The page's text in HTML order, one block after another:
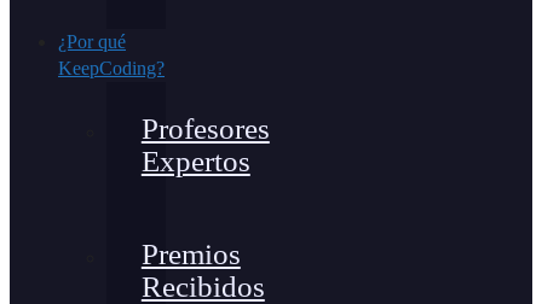
¿Por qué
KeepCoding?
Profesores
Expertos
Premios
Recibidos